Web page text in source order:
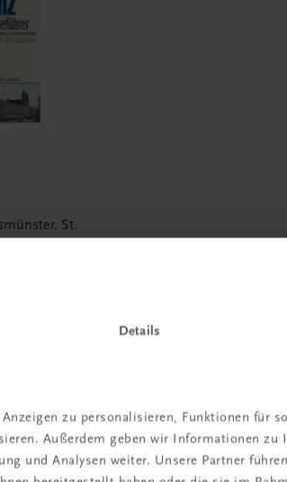
Details
zu personalisieren, Funktionen für
Außerdem geben wir Informationen zu
und Analysen weiter. Unsere Partner
St.